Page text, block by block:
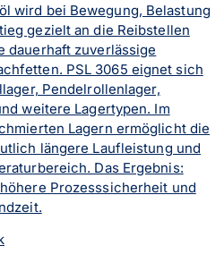
wird bei Bewegung, Belastung
gezielt an die Reibstellen
dauerhaft zuverlässige
PSL 3065 eignet sich
Pendelrollenlager,
weitere Lagertypen. Im
Lagern ermöglicht die
längere Laufleistung und
Das Ergebnis:
Prozesssicherheit und